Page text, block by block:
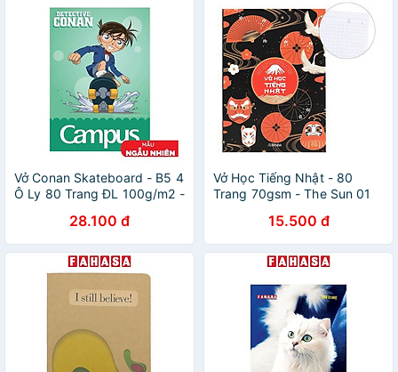
Vở Conan Skateboard - B5 4
Ô Ly 80 Trang ĐL 100g/m2 -
Màu Giao Ngẫu Nhiên)
28.100 đ
Vở Học Tiếng Nhật - 80
Trang 70gsm - The Sun 01
15.500 đ